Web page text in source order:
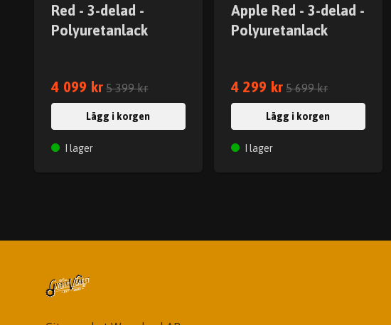
Red - 3-delad -
Polyuretanlack
4 099 kr 5 399 kr
Lägg i korgen
I lager
Apple Red - 3-delad -
Polyuretanlack
4 299 kr 5 699 kr
Lägg i korgen
I lager